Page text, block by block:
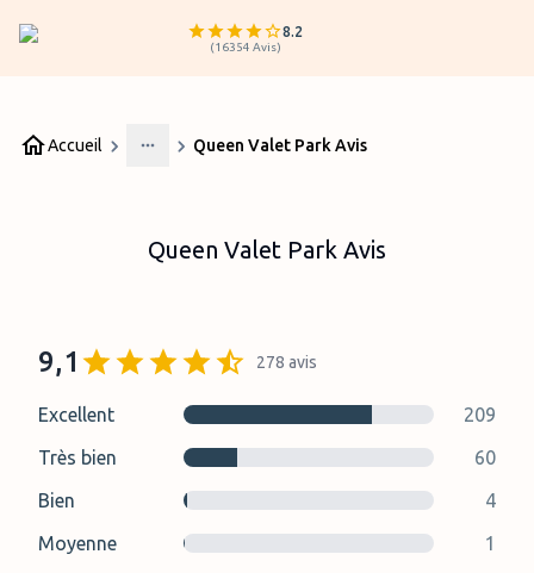
8.2
(16354 Avis)
Accueil
More
Queen Valet Park Avis
Queen Valet Park Avis
9,1 278 avis
Excellent
209
Très bien
60
Bien
4
Moyenne
1